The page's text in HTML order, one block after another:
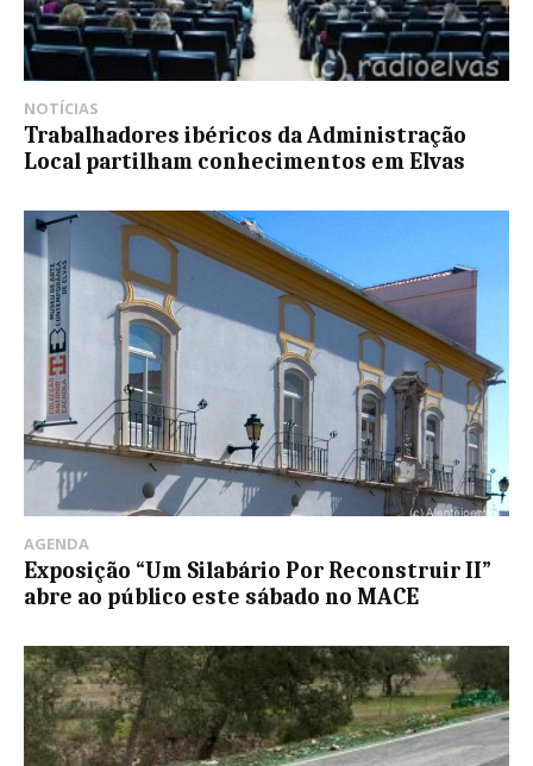
NOTÍCIAS
Trabalhadores ibéricos da Administração
Local partilham conhecimentos em Elvas
AGENDA
Exposição “Um Silabário Por Reconstruir II”
abre ao público este sábado no MACE